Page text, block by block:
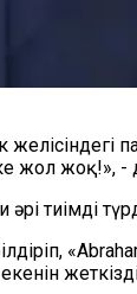
жол жоқ!»,